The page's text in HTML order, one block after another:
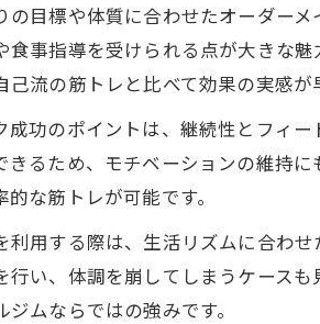
パーソナルジ
日立市のジム
日常に取り入れるパ
パーソナルジ
家事や仕事の
筋トレを習慣
パーソナルジム
目標や体質に合わせたオーダー
事指導を受けられる点が大きな
流の筋トレと比べて効果の実感が
功のポイントは、継続性とフィ
きるため、モチベーションの維持
な筋トレが可能です。
用する際は、生活リズムに合わ
い、体調を崩してしまうケース
ムならではの強みです。